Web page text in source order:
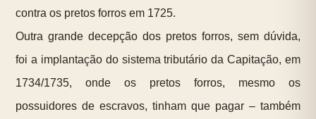
contra os pretos forros em 1725.
Outra grande decepção dos pretos forros, sem dúvida,
foi a implantação do sistema tributário da Capitação, em
1734/1735, onde os pretos forros, mesmo os
possuidores de escravos, tinham que pagar – também